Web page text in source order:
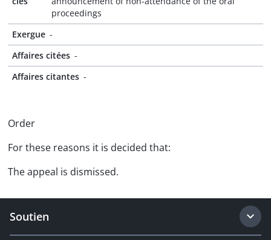
proceedings
Exergue -
Affaires citées -
Affaires citantes -
Order
For these reasons it is decided that:
The appeal is dismissed.
Soutien